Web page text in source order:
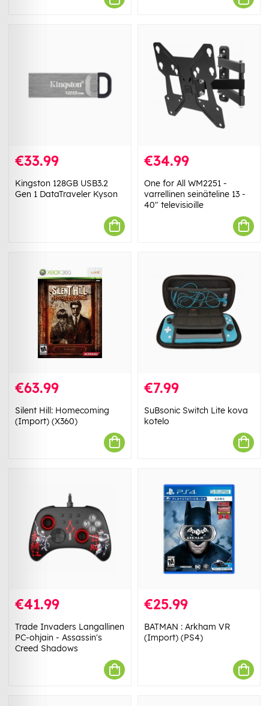
€33.99
Kingston 128GB USB3.2
Gen 1 DataTraveler Kyson
€34.99
One for All WM2251 -
varrellinen seinäteline 13 -
40" televisioille
€63.99
Silent Hill: Homecoming
(Import) (X360)
€7.99
SuBsonic Switch Lite kova
kotelo
€41.99
Trade Invaders Langallinen
PC-ohjain - Assassin's
Creed Shadows
€25.99
BATMAN : Arkham VR
(Import) (PS4)